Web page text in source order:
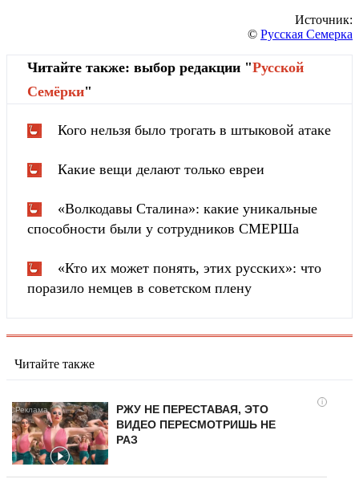
Источник:
© Русская Семерка
Читайте также: выбор редакции "Русской
Cемёрки"
Кого нельзя было трогать в штыковой атаке
Какие вещи делают только евреи
«Волкодавы Сталина»: какие уникальные
способности были у сотрудников СМЕРШа
«Кто их может понять, этих русских»: что
поразило немцев в советском плену
Читайте также
i
РЖУ НЕ ПЕРЕСТАВАЯ, ЭТО
ВИДЕО ПЕРЕСМОТРИШЬ НЕ
РАЗ